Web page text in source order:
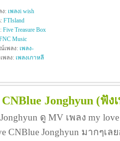
ง: เพลงi wish
FTIsland
Five Treasure Box
Music
เพลง: เพลง-
พลง: เพลงเกาหลี
Jonghyun (ฟัง
ดู MV เพลง my
CNBlue Jonghyun มากๆเล